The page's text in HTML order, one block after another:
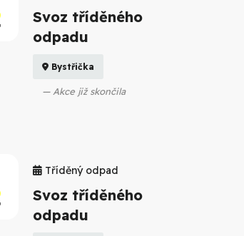
Svoz tříděného
odpadu
Bystřička
Akce již skončila
Tříděný odpad
Svoz tříděného
odpadu